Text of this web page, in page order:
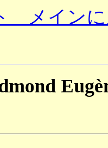
メイン